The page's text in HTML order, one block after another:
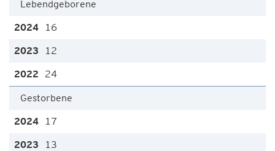
Lebendgeborene
16
12
24
Gestorbene
17
13